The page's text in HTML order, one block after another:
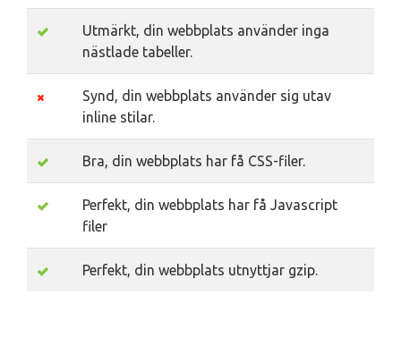
Utmärkt, din webbplats använder inga
nästlade tabeller.
Synd, din webbplats använder sig utav
inline stilar.
Bra, din webbplats har få CSS-filer.
Perfekt, din webbplats har få Javascript
filer
Perfekt, din webbplats utnyttjar gzip.